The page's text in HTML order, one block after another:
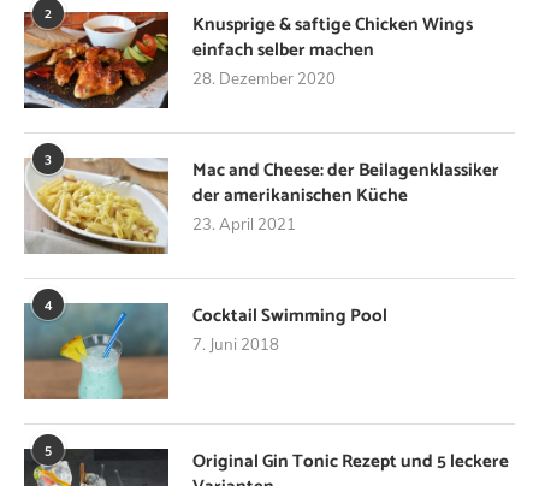
2
Knusprige & saftige Chicken Wings
einfach selber machen
28. Dezember 2020
3
Mac and Cheese: der Beilagenklassiker
der amerikanischen Küche
23. April 2021
4 Cocktail Swimming Pool
7. Juni 2018
5
Original Gin Tonic Rezept und 5 leckere